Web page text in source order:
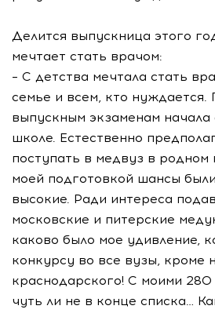
Делится выпускница этого
мечтает стать врачом:
– С детства мечтала стать
семье и всем, кто нуждается.
выпускным экзаменам
школе. Естественно
поступать в медвуз в родном
моей подготовкой шансы
высокие. Ради интереса
московские и питерские
каково было мое удивление,
конкурсу во все вузы, кроме
краснодарского! С моими 280
чуть ли не в конце списка…